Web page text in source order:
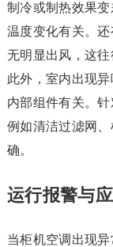
制冷或制热效果
温度变化有关。
无明显出风，这往
此外，室内出现
内部组件有关。
例如清洁过滤网
确。
运行报警与
当柜机空调出现